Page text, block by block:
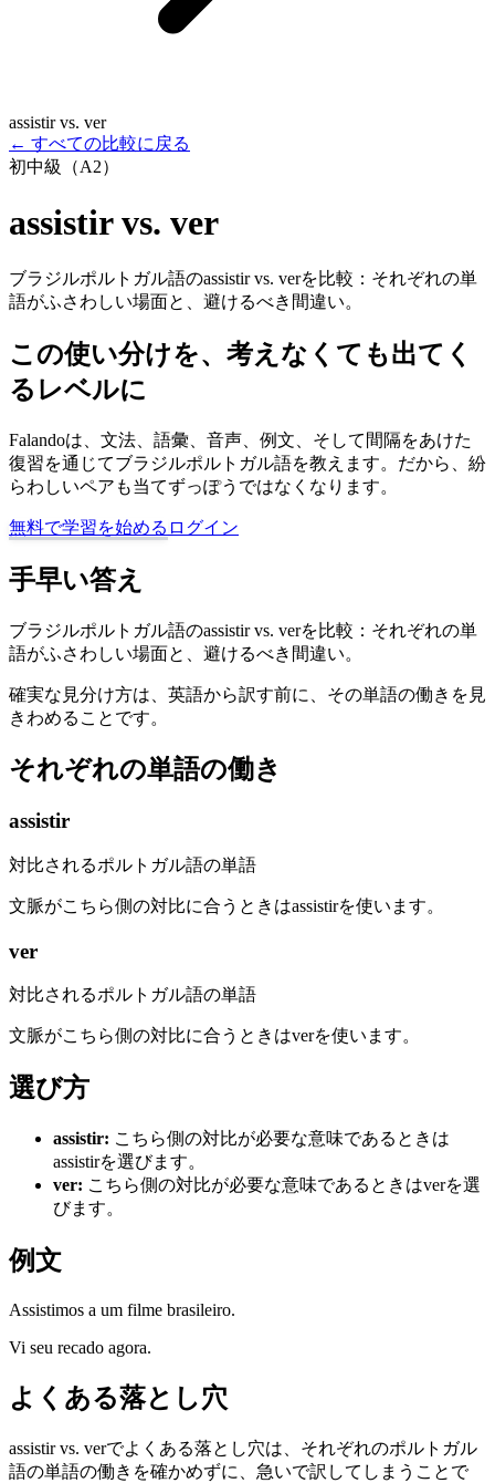
assistir vs. ver
← すべての比較に戻る
初中級（A2）
assistir vs. ver
ブラジルポルトガル語のassistir vs. verを比較：それぞれの単
語がふさわしい場面と、避けるべき間違い。
この使い分けを、考えなくても出てく
るレベルに
Falandoは、文法、語彙、音声、例文、そして間隔をあけた
復習を通じてブラジルポルトガル語を教えます。だから、紛
らわしいペアも当てずっぽうではなくなります。
無料で学習を始める ログイン
手早い答え
ブラジルポルトガル語のassistir vs. verを比較：それぞれの単
語がふさわしい場面と、避けるべき間違い。
確実な見分け方は、英語から訳す前に、その単語の働きを見
きわめることです。
それぞれの単語の働き
assistir
対比されるポルトガル語の単語
文脈がこちら側の対比に合うときはassistirを使います。
ver
対比されるポルトガル語の単語
文脈がこちら側の対比に合うときはverを使います。
選び方
assistir: こちら側の対比が必要な意味であるときは
assistirを選びます。
ver: こちら側の対比が必要な意味であるときはverを選
びます。
例文
Assistimos a um filme brasileiro.
Vi seu recado agora.
よくある落とし穴
assistir vs. verでよくある落とし穴は、それぞれのポルトガル
語の単語の働きを確かめずに、急いで訳してしまうことで